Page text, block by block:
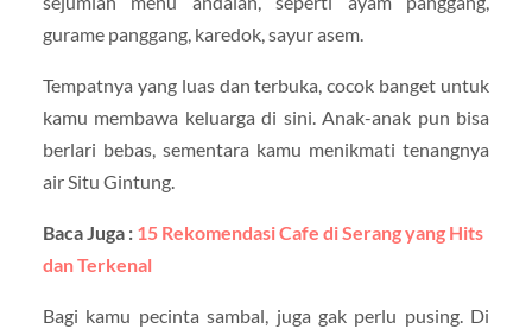
gurame panggang, karedok, sayur asem.
Tempatnya yang luas dan terbuka, cocok banget untuk
kamu membawa keluarga di sini. Anak-anak pun bisa
berlari bebas, sementara kamu menikmati tenangnya
air Situ Gintung.
Baca Juga : 15 Rekomendasi Cafe di Serang yang Hits
dan Terkenal
Bagi kamu pecinta sambal, juga gak perlu pusing. Di